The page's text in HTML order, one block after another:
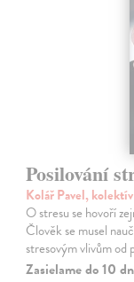
Posilování
Kolář Pavel,
O stresu se hovoří
Člověk se musel
stresovým vlivům od
Zasielame do 10